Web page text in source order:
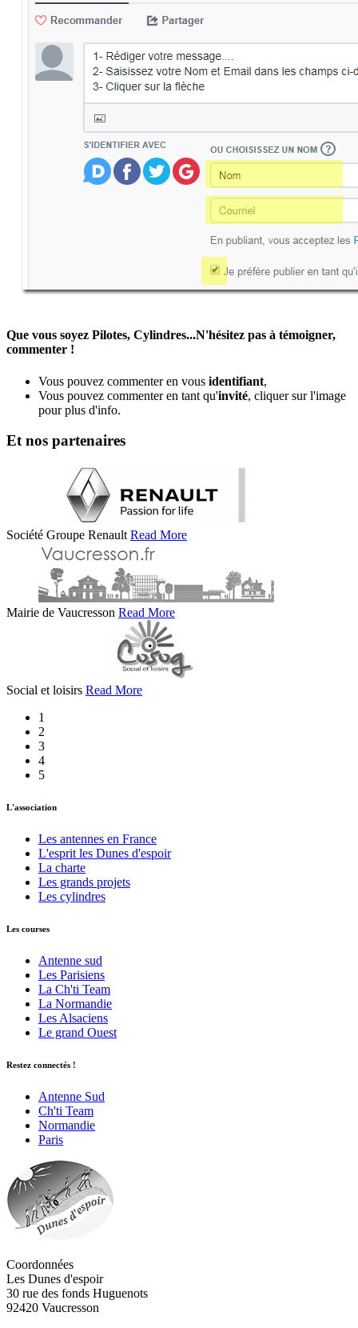
Que vous soyez Pilotes, Cylindres...N'hésitez pas à témoigner,
commenter !
Vous pouvez commenter en vous identifiant,
Vous pouvez commenter en tant qu'invité, cliquer sur l'image
pour plus d'info.
Et nos partenaires
Société Groupe Renault Read More
Mairie de Vaucresson Read More
Social et loisirs Read More
1
2
3
4
5
L'association
Les antennes en France
L'esprit les Dunes d'espoir
La charte
Les grands projets
Les cylindres
Les courses
Antenne sud
Les Parisiens
La Ch'ti Team
La Normandie
Les Alsaciens
Le grand Ouest
Restez connectés !
Antenne Sud
Ch'ti Team
Normandie
Paris
Coordonnées
Les Dunes d'espoir
30 rue des fonds Huguenots
92420 Vaucresson